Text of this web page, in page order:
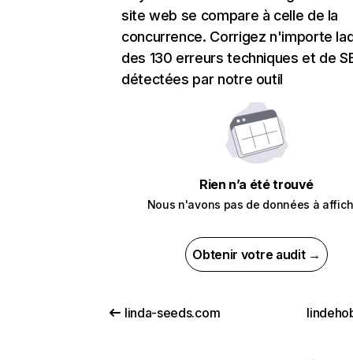
site web se compare à celle de la
concurrence. Corrigez n'importe
des 130 erreurs techniques et de
détectées par notre outil
Rien n’a été trouvé
Nous n'avons pas de données à
Obtenir votre audit →
linda-seeds.com